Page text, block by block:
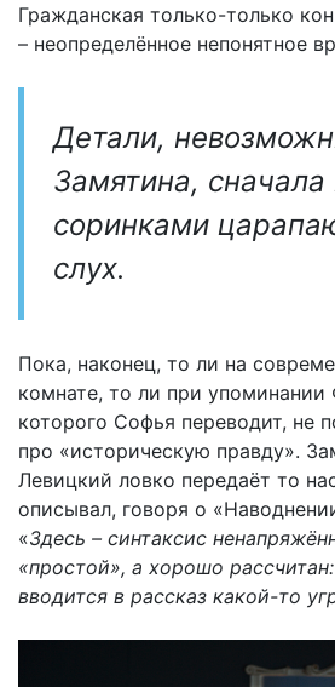
Гражданская только-только
– неопределённое непонятное
Детали,
Замятина,
соринками
слух.
Пока, наконец, то ли на
комнате, то ли при упоминании
которого Софья переводит, не
про «историческую правду».
Левицкий ловко передаёт то
описывал, говоря о
«Здесь – синтаксис
«простой», а хорошо
вводится в рассказ какой-то